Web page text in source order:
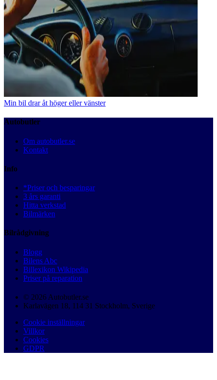
Min bil drar åt höger eller vänster
Autobutler
Om autobutler.se
Kontakt
Info
*Priser och besparingar
3 års garanti
Hitta verkstad
Bilmärken
Bilrådgivning
Blogg
Bilens Abc
Billexikon Wikipedia
Priser på reparation
© 2026 Autobutler.se
Karlavägen 18, 114 31 Stockholm, Sverige
Cookie inställningar
Villkor
Cookies
GDPR